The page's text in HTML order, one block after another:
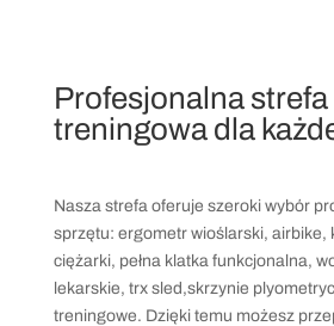
Profesjonalna strefa
treningowa dla
Nasza strefa oferuje szeroki wybór
sprzętu: ergometr wioślarski, airbike,
ciężarki, pełna klatka funkcjonalna,
lekarskie, trx sled,skrzynie
treningowe. Dzięki temu możesz